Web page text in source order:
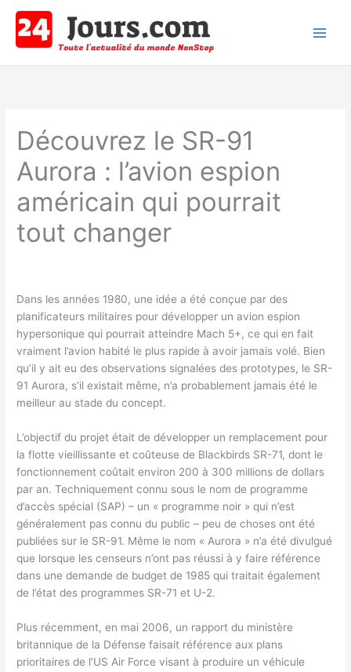
contenu
Découvrez le SR-91
Aurora : l’avion espion
américain qui pourrait
tout changer
Dans les années 1980, une idée a été conçue par des
planificateurs militaires pour développer un avion espion
hypersonique qui pourrait atteindre Mach 5+, ce qui en fait
vraiment l’avion habité le plus rapide à avoir jamais volé. Bien
qu’il y ait eu des observations signalées des prototypes, le SR-
91 Aurora, s’il existait même, n’a probablement jamais été le
meilleur au stade du concept.
L’objectif du projet était de développer un remplacement pour
la flotte vieillissante et coûteuse de Blackbirds SR-71, dont le
fonctionnement coûtait environ 200 à 300 millions de dollars
par an. Techniquement connu sous le nom de programme
d’accès spécial (SAP) – un « programme noir » qui n’est
généralement pas connu du public – peu de choses ont été
publiées sur le SR-91. Même le nom « Aurora » n’a été divulgué
que lorsque les censeurs n’ont pas réussi à y faire référence
dans une demande de budget de 1985 qui traitait également
de l’état des programmes SR-71 et U-2.
Plus récemment, en mai 2006, un rapport du ministère
britannique de la Défense faisait référence aux plans
prioritaires de l’US Air Force visant à produire un véhicule